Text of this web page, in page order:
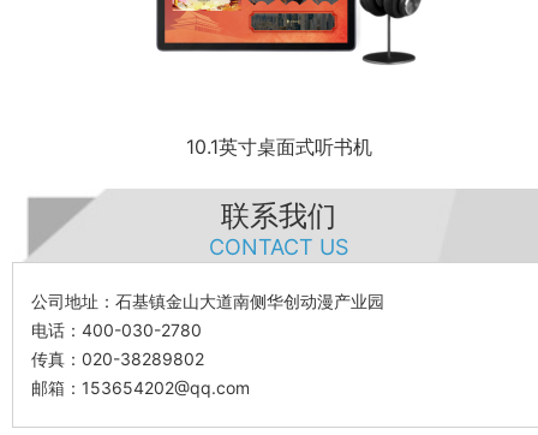
10.1英寸桌面式听书机
联系我们
CONTACT US
公司地址：石基镇金山大道南侧华创动漫产业园
电话：400-030-2780
传真：020-38289802
邮箱：153654202@qq.com